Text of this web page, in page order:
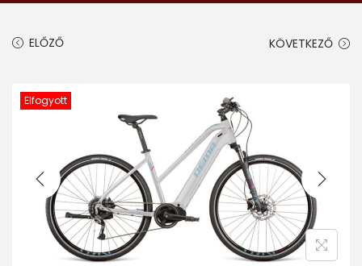
v
g
a
n
e
n
ELŐZŐ KÖVETKEZŐ
Elfogyott